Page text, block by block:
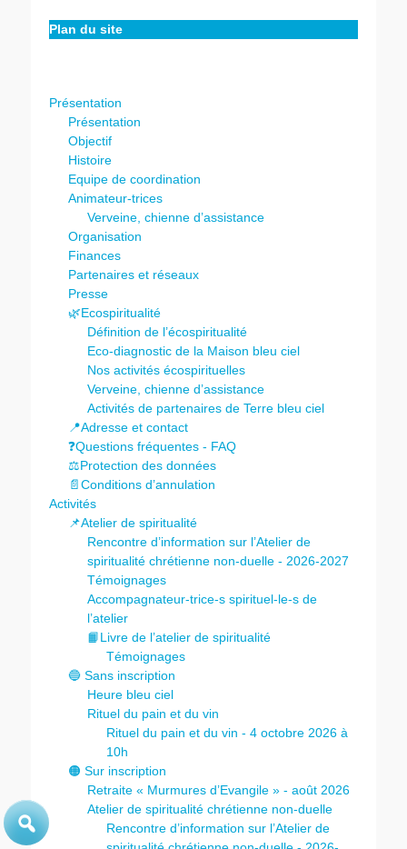
Plan du site
Présentation
Présentation
Objectif
Histoire
Equipe de coordination
Animateur-trices
Verveine, chienne d’assistance
Organisation
Finances
Partenaires et réseaux
Presse
🌿Ecospiritualité
Définition de l’écospiritualité
Eco-diagnostic de la Maison bleu ciel
Nos activités écospirituelles
Verveine, chienne d’assistance
Activités de partenaires de Terre bleu ciel
📍Adresse et contact
❓Questions fréquentes - FAQ
⚖️Protection des données
📄Conditions d’annulation
Activités
📌Atelier de spiritualité
Rencontre d’information sur l’Atelier de
spiritualité chrétienne non-duelle - 2026-2027
Témoignages
Accompagnateur-trice-s spirituel-le-s de
l’atelier
📙Livre de l’atelier de spiritualité
Témoignages
🔵 Sans inscription
Heure bleu ciel
Rituel du pain et du vin
Rituel du pain et du vin - 4 octobre 2026 à
10h
🟠 Sur inscription
Retraite « Murmures d’Evangile » - août 2026
Atelier de spiritualité chrétienne non-duelle
Rencontre d’information sur l’Atelier de